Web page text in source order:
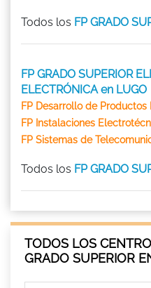
Todos los FP GRADO
FP GRADO SUPERIOR
ELECTRÓNICA en LUGO
FP Desarrollo de Productos
FP Instalaciones
FP Sistemas de
Todos los FP GRADO
TODOS LOS
GRADO SUPERIOR